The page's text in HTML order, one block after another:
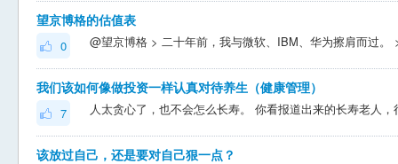
望京博格的估值表
0
我们该如何像做投资一样认真对待养生（健康管理）
7
该放过自己，还是要对自己狠一点？